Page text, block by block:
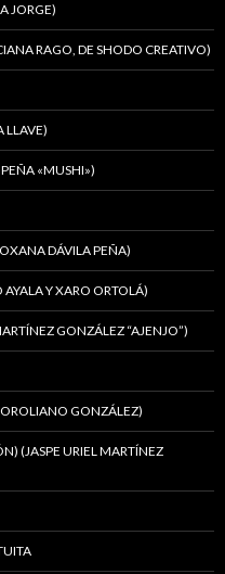
JORGE)
RAGO, DE SHODO CREATIVO)
LLAVE)
«MUSHI»)
DÁVILA PEÑA)
Y XARO ORTOLÁ)
GONZÁLEZ “AJENJO”)
GONZÁLEZ)
(JASPE URIEL MARTÍNEZ